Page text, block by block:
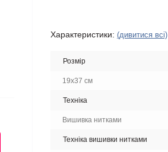
Характеристики: (дивитися всі)
Розмір
19х37 см
Техніка
Вишивка нитками
Техніка вишивки нитками